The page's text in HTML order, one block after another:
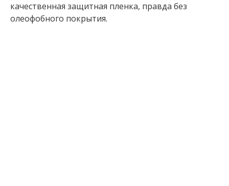
качественная защитная пленка, правда без
олеофобного покрытия.